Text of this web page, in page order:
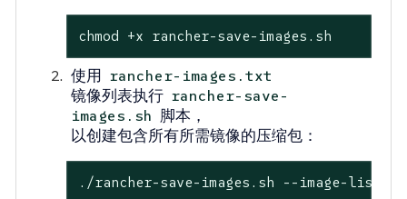
chmod +x rancher-save-images.sh
使用 rancher-images.txt
镜像列表执行 rancher-save-
images.sh 脚本，
以创建包含所有所需镜像的压缩包：
./rancher-save-images.sh --image-list ./